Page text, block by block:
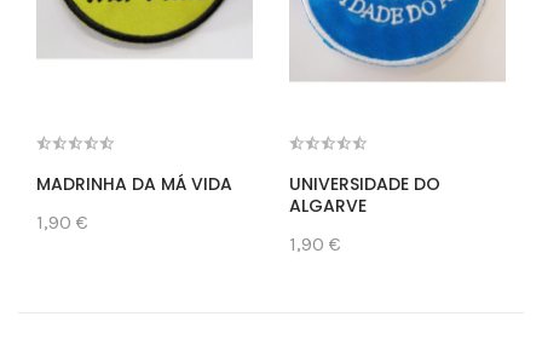
MADRINHA DA MÁ VIDA
1,90 €
UNIVERSIDADE DO
ALGARVE
1,90 €